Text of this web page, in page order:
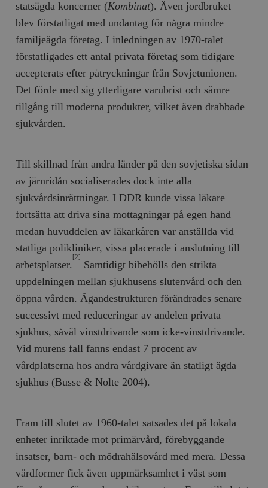
statsägda koncerner (Kombinat). Även jordbruket
blev förstatligat med undantag för några mindre
familjeägda företag. I inledningen av 1970-talet
förstatligades ett antal privata företag som tidigare
accepterats efter påtryckningar från Sovjetunionen.
Det förde med sig ytterligare varubrist och sämre
tillgång till moderna produkter, vilket även drabbade
sjukvården.
Till skillnad från andra länder på den sovjetiska sidan
av järnridån socialiserades dock inte alla
sjukvårdsinrättningar. I DDR kunde vissa läkare
fortsätta att driva sina mottagningar på egen hand
medan huvuddelen av läkarkåren var anställda vid
statliga polikliniker, vissa placerade i anslutning till
arbetsplatser.
[2]
Samtidigt bibehölls den strikta
uppdelningen mellan sjukhusens slutenvård och den
öppna vården. Ägandestrukturen förändrades senare
successivt med reduceringar av andelen privata
sjukhus, såväl vinstdrivande som icke-vinstdrivande.
Vid murens fall fanns endast 7 procent av
vårdplatserna hos andra vårdgivare än statligt ägda
sjukhus (Busse & Nolte 2004).
Fram till slutet av 1960-talet satsades det på lokala
enheter inriktade mot primärvård, förebyggande
insatser, barn- och mödrahälsovård med mera. Dessa
vårdformer fick även uppmärksamhet i väst som